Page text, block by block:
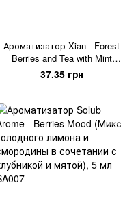
Ароматизатор Xian - Forest
Berries and Tea with Mint
(Мятный чай с лесными
ягодами), 5 мл
37.35 грн